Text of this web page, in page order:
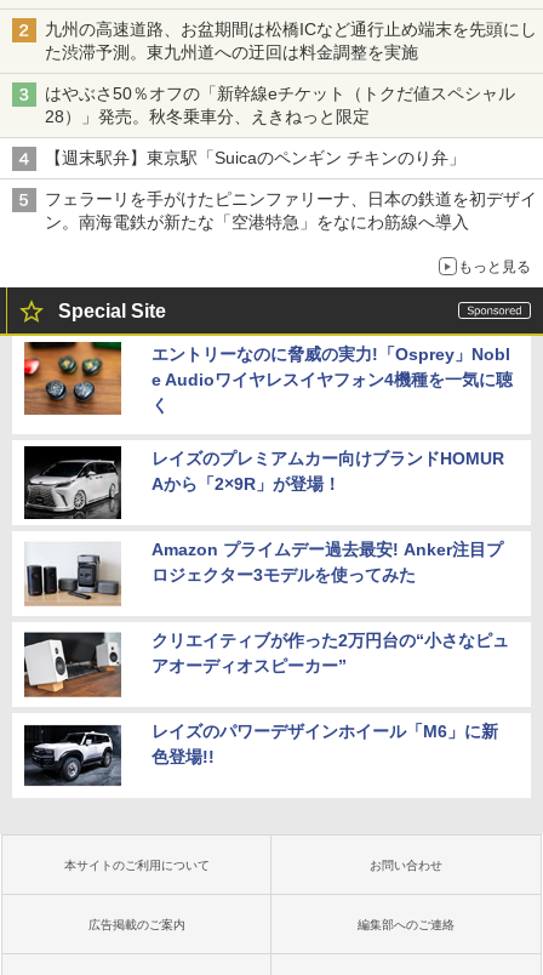
九州の高速道路、お盆期間は松橋ICなど通行止め端末を先頭にし
た渋滞予測。東九州道への迂回は料金調整を実施
はやぶさ50％オフの「新幹線eチケット（トクだ値スペシャル
28）」発売。秋冬乗車分、えきねっと限定
【週末駅弁】東京駅「Suicaのペンギン チキンのり弁」
フェラーリを手がけたピニンファリーナ、日本の鉄道を初デザイ
ン。南海電鉄が新たな「空港特急」をなにわ筋線へ導入
もっと見る
Special Site
エントリーなのに脅威の実力!「Osprey」Nobl
e Audioワイヤレスイヤフォン4機種を一気に聴
く
レイズのプレミアムカー向けブランドHOMUR
Aから「2×9R」が登場！
Amazon プライムデー過去最安! Anker注目プ
ロジェクター3モデルを使ってみた
クリエイティブが作った2万円台の“小さなピュ
アオーディオスピーカー”
レイズのパワーデザインホイール「M6」に新
色登場!!
本サイトのご利用について お問い合わせ
広告掲載のご案内 編集部へのご連絡